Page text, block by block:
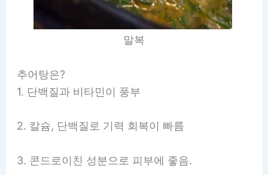
말복
추어탕은?
1. 단백질과 비타민이 풍부
2. 칼슘, 단백질로 기력 회복이 빠름
3. 콘드로이친 성분으로 피부에 좋음.